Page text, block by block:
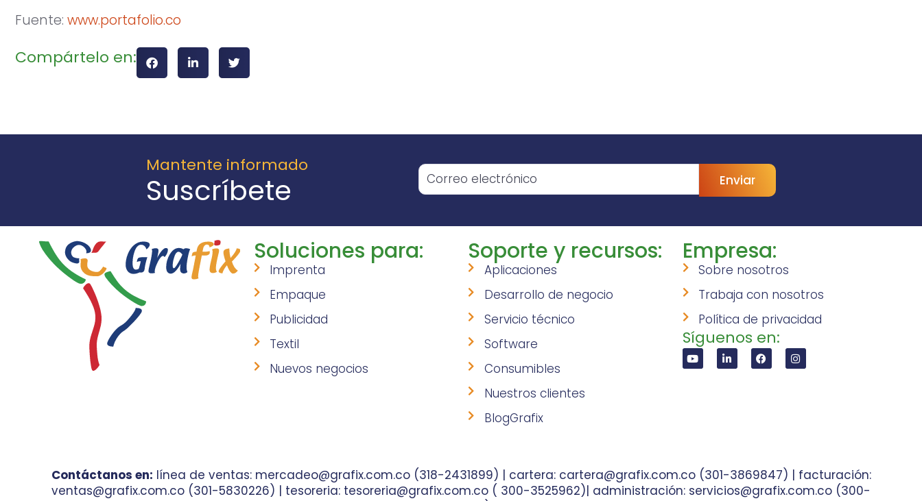
Fuente: www.portafolio.co
Compártelo en:
Mantente informado
Suscríbete Enviar
Soluciones para:
Imprenta
Empaque
Publicidad
Textil
Nuevos negocios
Soporte y recursos:
Aplicaciones
Desarrollo de negocio
Servicio técnico
Software
Consumibles
Nuestros clientes
BlogGrafix
Empresa:
Sobre nosotros
Trabaja con nosotros
Política de privacidad
Síguenos en:
Contáctanos en: línea de ventas: mercadeo@grafix.com.co (318-2431899) | cartera: cartera@grafix.com.co (301-3869847) | facturación:
ventas@grafix.com.co (301-5830226) | tesoreria: tesoreria@grafix.com.co ( 300-3525962)| administración: servicios@grafix.com.co (300-